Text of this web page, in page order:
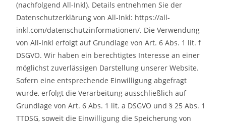
(nachfolgend All-Inkl). Details entnehmen Sie der
Datenschutzerklärung von All-Inkl: https://all-
inkl.com/datenschutzinformationen/. Die Verwendung
von All-Inkl erfolgt auf Grundlage von Art. 6 Abs. 1 lit. f
DSGVO. Wir haben ein berechtigtes Interesse an einer
möglichst zuverlässigen Darstellung unserer Website.
Sofern eine entsprechende Einwilligung abgefragt
wurde, erfolgt die Verarbeitung ausschließlich auf
Grundlage von Art. 6 Abs. 1 lit. a DSGVO und § 25 Abs. 1
TTDSG, soweit die Einwilligung die Speicherung von